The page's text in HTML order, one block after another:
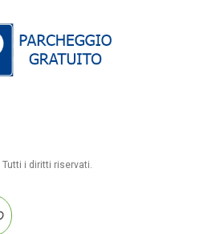
i diritti riservati.